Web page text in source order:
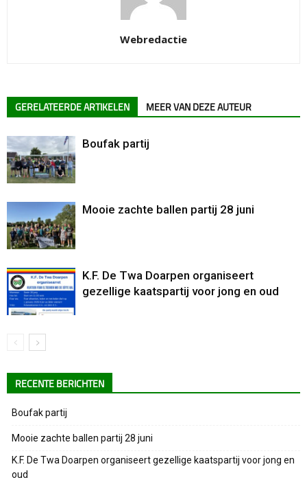
Webredactie
GERELATEERDE ARTIKELEN MEER VAN DEZE AUTEUR
Boufak partij
Mooie zachte ballen partij 28 juni
K.F. De Twa Doarpen organiseert
gezellige kaatspartij voor jong en oud
RECENTE BERICHTEN
Boufak partij
Mooie zachte ballen partij 28 juni
K.F. De Twa Doarpen organiseert gezellige kaatspartij voor jong en
oud